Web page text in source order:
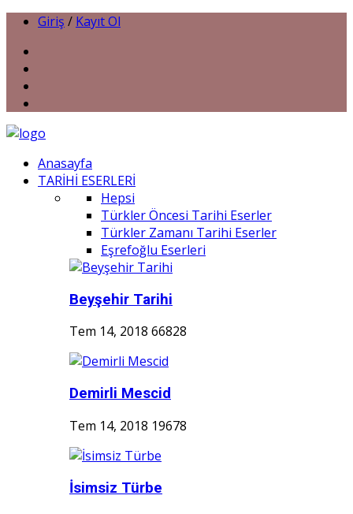
Giriş / Kayıt Ol
Anasayfa
TARİHİ ESERLERİ
Hepsi
Türkler Öncesi Tarihi Eserler
Türkler Zamanı Tarihi Eserler
Eşrefoğlu Eserleri
Beyşehir Tarihi
Tem 14, 2018 66828
Demirli Mescid
Tem 14, 2018 19678
İsimsiz Türbe